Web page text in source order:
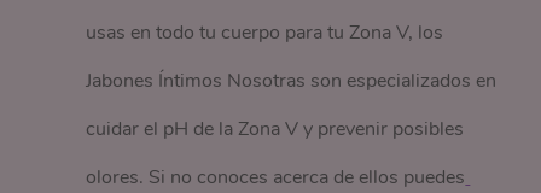
usas en todo tu cuerpo para tu Zona V, los
Jabones Íntimos Nosotras son especializados en
cuidar el pH de la Zona V y prevenir posibles
olores. Si no conoces acerca de ellos puedes